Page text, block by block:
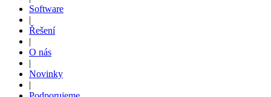
Software
|
Řešení
|
O nás
|
Novinky
|